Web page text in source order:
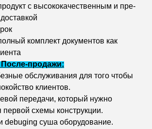
с высококачественным и пре-
комплект документов как
продажи:
обслуживания для того чтобы
клиентов.
передачи, который нужно
первой схемы конструкции.
debuging суша оборудование.